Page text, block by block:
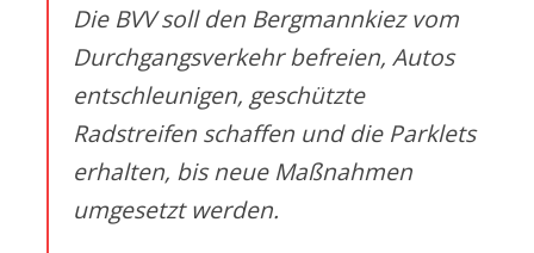
Die BVV soll den Bergmannkiez vom
Durchgangsverkehr befreien, Autos
entschleunigen, geschützte
Radstreifen schaffen und die Parklets
erhalten, bis neue Maßnahmen
umgesetzt werden.